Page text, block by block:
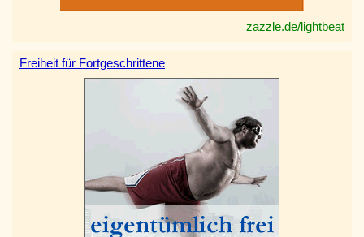
zazzle.de/lightbeat
Freiheit für Fortgeschrittene